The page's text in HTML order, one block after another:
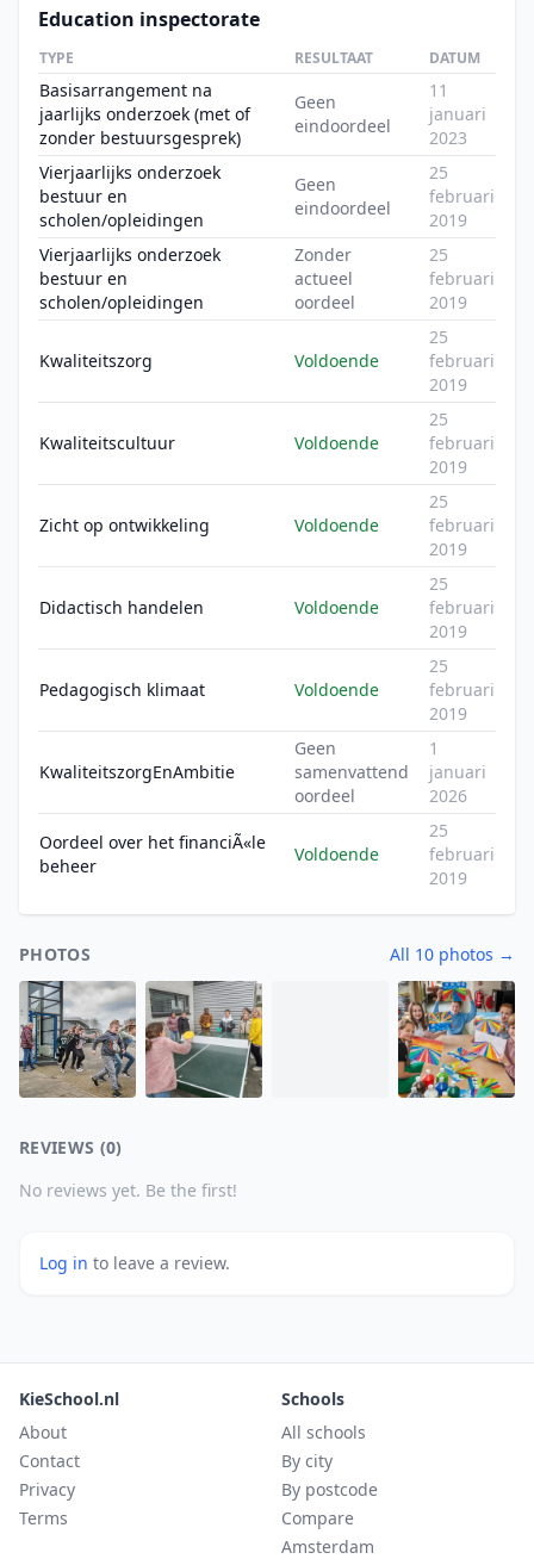
Education inspectorate
TYPE RESULTAAT DATUM
Basisarrangement na
jaarlijks onderzoek (met of
zonder bestuursgesprek)
Geen
eindoordeel
11
januari
2023
Vierjaarlijks onderzoek
bestuur en
scholen/opleidingen
Geen
eindoordeel
25
februari
2019
Vierjaarlijks onderzoek
bestuur en
scholen/opleidingen
Zonder
actueel
oordeel
25
februari
2019
Kwaliteitszorg Voldoende
25
februari
2019
Kwaliteitscultuur Voldoende
25
februari
2019
Zicht op ontwikkeling Voldoende
25
februari
2019
Didactisch handelen Voldoende
25
februari
2019
Pedagogisch klimaat Voldoende
25
februari
2019
KwaliteitszorgEnAmbitie
Geen
samenvattend
oordeel
1
januari
2026
Oordeel over het financiÃ«le
beheer
Voldoende
25
februari
2019
PHOTOS All 10 photos →
REVIEWS (0)
No reviews yet. Be the first!
Log in to leave a review.
KieSchool.nl
About
Contact
Privacy
Terms
Schools
All schools
By city
By postcode
Compare
Amsterdam